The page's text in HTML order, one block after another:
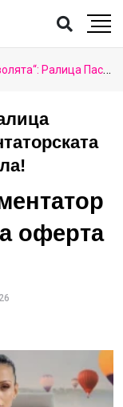
на коментаторската позиция, иска стола на Гала!
оферта